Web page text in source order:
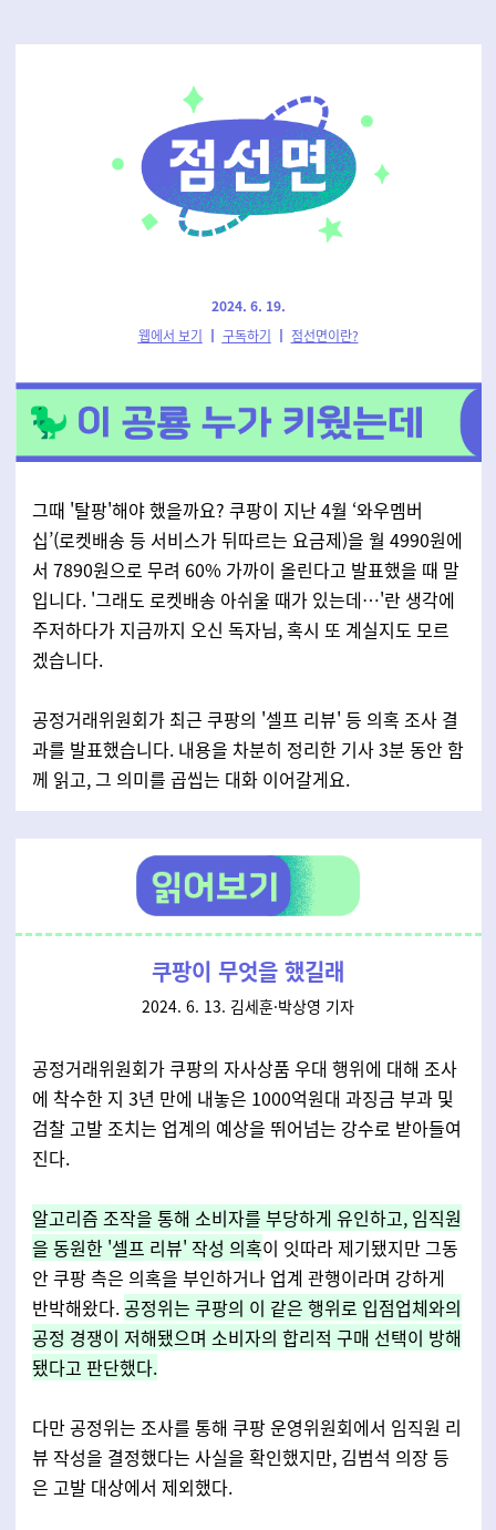
2024. 6. 19.
웹에서 보기 ┃ 구독하기 ┃ 점선면이란?
그때 '탈팡'해야 했을까요? 쿠팡이 지난 4월 ‘와우멤버
십’(로켓배송 등 서비스가 뒤따르는 요금제)을 월 4990원에
서 7890원으로 무려 60% 가까이 올린다고 발표했을 때 말
입니다. '그래도 로켓배송 아쉬울 때가 있는데…'란 생각에
주저하다가 지금까지 오신 독자님, 혹시 또 계실지도 모르
겠습니다.
공정거래위원회가 최근 쿠팡의 '셀프 리뷰' 등 의혹 조사 결
과를 발표했습니다. 내용을 차분히 정리한 기사 3분 동안 함
께 읽고, 그 의미를 곱씹는 대화 이어갈게요.
쿠팡이 무엇을 했길래
2024. 6. 13. 김세훈·박상영 기자
공정거래위원회가 쿠팡의 자사상품 우대 행위에 대해 조사
에 착수한 지 3년 만에 내놓은 1000억원대 과징금 부과 및
검찰 고발 조치는 업계의 예상을 뛰어넘는 강수로 받아들여
진다.
알고리즘 조작을 통해 소비자를 부당하게 유인하고, 임직원
을 동원한 '셀프 리뷰' 작성 의혹이 잇따라 제기됐지만 그동
안 쿠팡 측은 의혹을 부인하거나 업계 관행이라며 강하게
반박해왔다.공정위는 쿠팡의 이 같은 행위로 입점업체와의
공정 경쟁이 저해됐으며 소비자의 합리적 구매 선택이 방해
됐다고 판단했다.
다만 공정위는 조사를 통해 쿠팡 운영위원회에서 임직원 리
뷰 작성을 결정했다는 사실을 확인했지만, 김범석 의장 등
은 고발 대상에서 제외했다.